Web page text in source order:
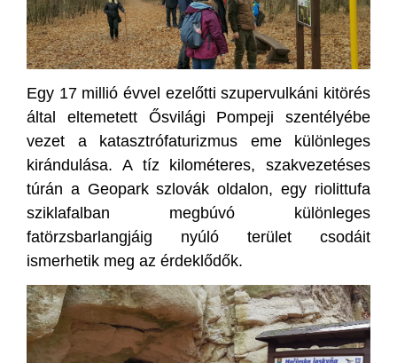
Egy 17 millió évvel ezelőtti szupervulkáni kitörés
által eltemetett Ősvilági Pompeji szentélyébe
vezet a katasztrófaturizmus eme különleges
kirándulása. A tíz kilométeres, szakvezetéses
túrán a Geopark szlovák oldalon, egy riolittufa
sziklafalban megbúvó különleges
fatörzsbarlangjáig nyúló terület csodáit
ismerhetik meg az érdeklődők.